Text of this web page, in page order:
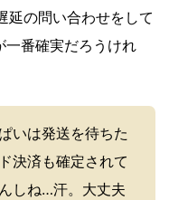
延の問い合わせをして
番確実だろうけれ
いは発送を待ちた
決済も確定されて
しね…汗。大丈夫